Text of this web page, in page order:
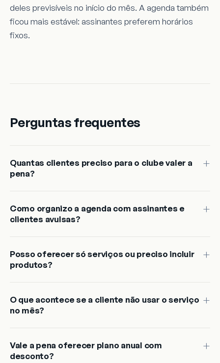
deles previsíveis no início do mês. A agenda também
ficou mais estável: assinantes preferem horários
fixos.
Perguntas frequentes
Quantas clientes preciso para o clube valer a
pena?
Como organizo a agenda com assinantes e
clientes avulsas?
Posso oferecer só serviços ou preciso incluir
produtos?
O que acontece se a cliente não usar o serviço
no mês?
Vale a pena oferecer plano anual com
desconto?